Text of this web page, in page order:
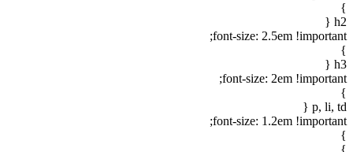
}
h2 {
font-size: 2.5em !important;
}
h3 {
font-size: 2em !important;
}
p, li, td {
font-size: 1.2em !important;
}
}